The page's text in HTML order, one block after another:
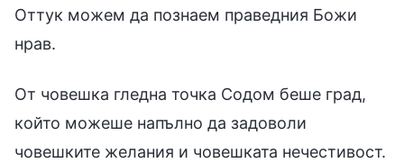
Оттук можем да познаем праведния Божи
нрав.
От човешка гледна точка Содом беше град,
който можеше напълно да задоволи
човешките желания и човешката нечестивост.